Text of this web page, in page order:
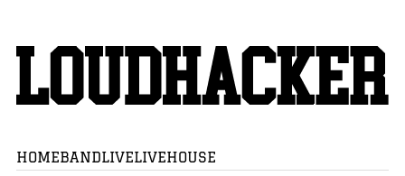
HOMEBANDLIVELIVEHOUSE